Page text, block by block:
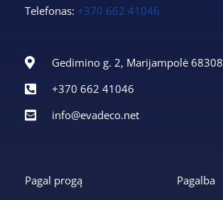
Telefonas: +370 662 41046
Gedimino g. 2, Marijampolė 68308
+370 662 41046
info@evadeco.net
Pagal progą Pagalba